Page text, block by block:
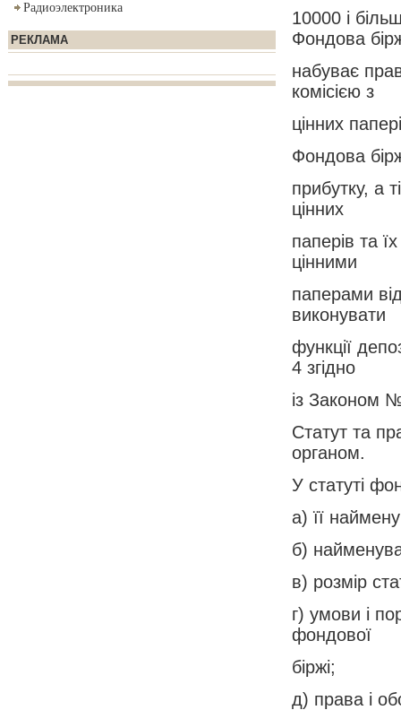
Радиоэлектроника
РЕКЛАМА
10000 і
Фондова
набуває
комісією з
цінних
Фондова
прибутку, а
цінних
паперів та
цінними
паперами
виконувати
функції
4 згідно
із Законом
Статут та
органом.
У статуті
а) її
б)
в) розмір
г) умови і
фондової
біржі;
д) права і